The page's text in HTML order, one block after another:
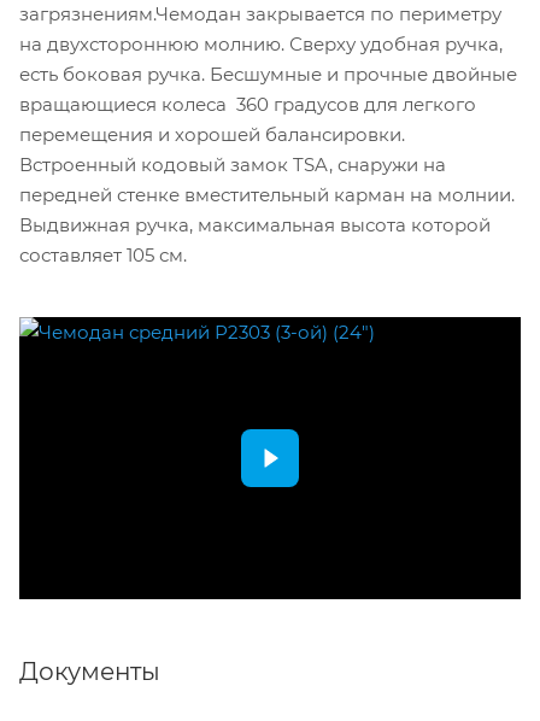
загрязнениям.Чемодан закрывается по периметру
на двухстороннюю молнию. Сверху удобная ручка,
есть боковая ручка. Бесшумные и прочные двойные
вращающиеся колеса 360 градусов для легкого
перемещения и хорошей балансировки.
Встроенный кодовый замок TSA, снаружи на
передней стенке вместительный карман на молнии.
Выдвижная ручка, максимальная высота которой
составляет 105 см.
Документы